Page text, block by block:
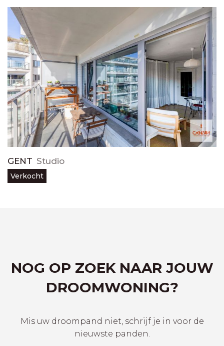
GENT Studio
Verkocht
NOG OP ZOEK NAAR JOUW
DROOMWONING?
Mis uw droompand niet, schrijf je in voor de
nieuwste panden.